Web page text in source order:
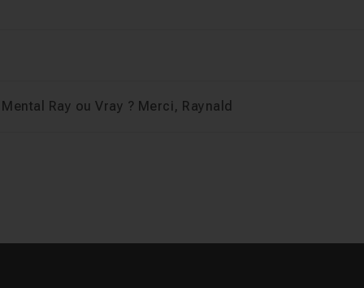
Ray ou Vray ? Merci, Raynald